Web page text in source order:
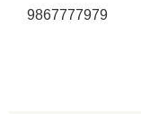
9867777979